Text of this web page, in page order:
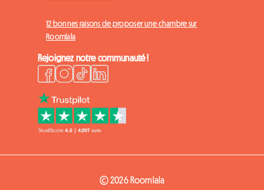
12 bonnes raisons de proposer une chambre sur
Roomlala
Rejoignez notre communauté !
© 2026 Roomlala